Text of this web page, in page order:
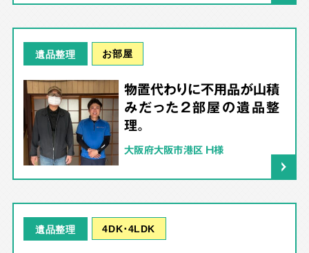
遺品整理 お部屋
物置代わりに不用品が山積
みだった2部屋の遺品整
理。
大阪府大阪市港区 H様
遺品整理 4DK･4LDK